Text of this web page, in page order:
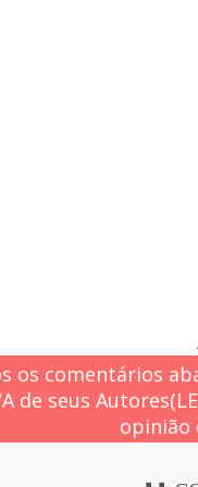
os comentários
de seus
opinião